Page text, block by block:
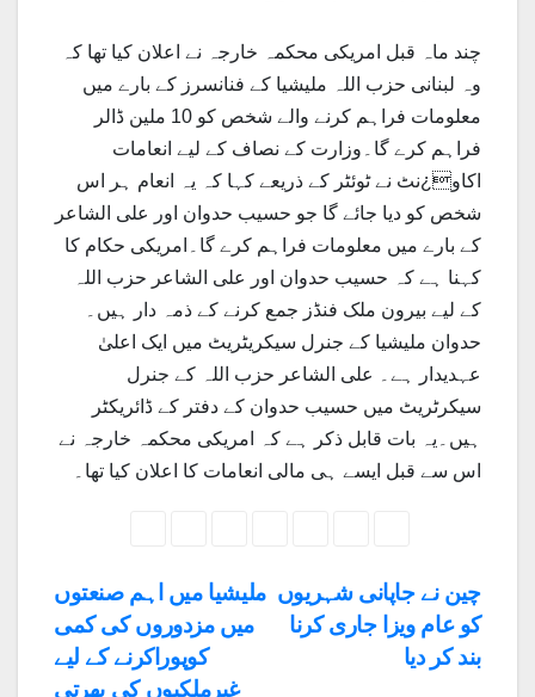
چند ماہ قبل امریکی محکمہ خارجہ نے اعلان کیا تھا کہ
وہ لبنانی حزب اللہ ملیشیا کے فنانسرز کے بارے میں
معلومات فراہم کرنے والے شخص کو 10 ملین ڈالر
فراہم کرے گا۔وزارت کے نصاف کے لیے انعامات
اکاو¿نٹ نے ٹوئٹر کے ذریعے کہا کہ یہ انعام ہر اس
شخص کو دیا جائے گا جو حسیب حدوان اور علی الشاعر
کے بارے میں معلومات فراہم کرے گا۔امریکی حکام کا
کہنا ہے کہ حسیب حدوان اور علی الشاعر حزب اللہ
کے لیے بیرون ملک فنڈز جمع کرنے کے ذمہ دار ہیں۔
حدوان ملیشیا کے جنرل سیکریٹریٹ میں ایک اعلیٰ
عہدیدار ہے۔ علی الشاعر حزب اللہ کے جنرل
سیکرٹریٹ میں حسیب حدوان کے دفتر کے ڈائریکٹر
ہیں۔یہ بات قابل ذکر ہے کہ امریکی محکمہ خارجہ نے
اس سے قبل ایسے ہی مالی انعامات کا اعلان کیا تھا۔
Post
navigation
چین نے جاپانی شہریوں
کو عام ویزا جاری کرنا
بند کر دیا
ملیشیا میں اہم صنعتوں
میں مزدوروں کی کمی
کوپوراکرنے کے لیے
غیرملکیوں کی بھرتی